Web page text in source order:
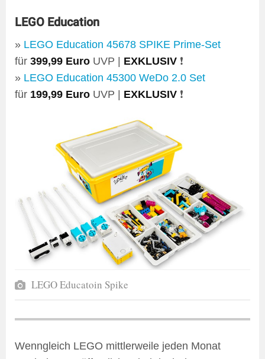
LEGO Education
» LEGO Education 45678 SPIKE Prime-Set
für 399,99 Euro UVP | EXKLUSIV ❗
» LEGO Education 45300 WeDo 2.0 Set
für 199,99 Euro UVP | EXKLUSIV ❗
LEGO Educatoin Spike
Wenngleich LEGO mittlerweile jeden Monat